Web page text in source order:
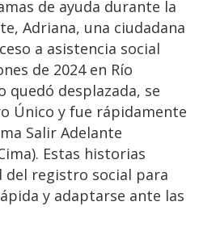
de ayuda durante la
Adriana, una ciudadana
a asistencia social
de 2024 en Río
quedó desplazada, se
Único y fue rápidamente
Salir Adelante
Estas historias
del registro social para
y adaptarse ante las